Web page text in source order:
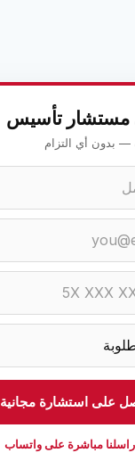
مستشار تأسيس
— بدون أي التزام
على استشارة مجانية
راسلنا مباشرة على واتساب